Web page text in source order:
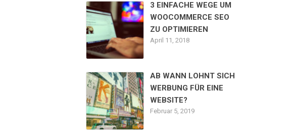
3 EINFACHE WEGE UM
WOOCOMMERCE SEO
ZU OPTIMIEREN
April 11, 2018
AB WANN LOHNT SICH
WERBUNG FÜR EINE
WEBSITE?
Februar 5, 2019